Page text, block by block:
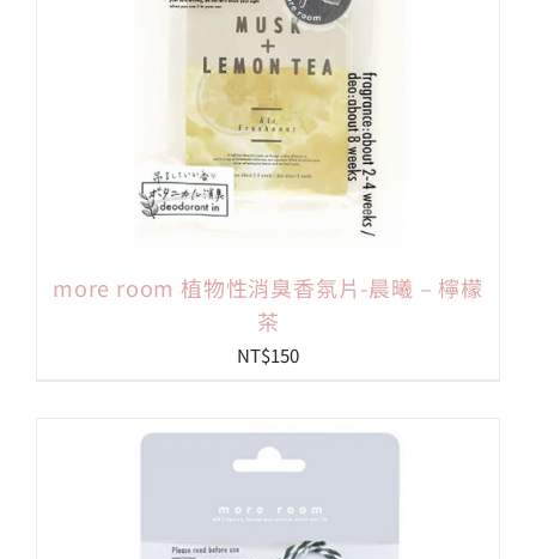
more room 植物性消臭香氛片-晨曦 – 檸檬
茶
NT$150